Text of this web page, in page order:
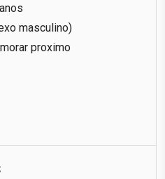
masculino)
proximo